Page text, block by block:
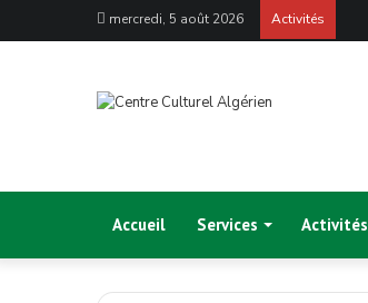
mercredi, 5 août 2026 Activités
Accueil Services Activités